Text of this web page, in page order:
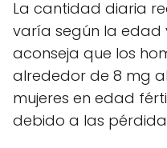
La cantidad diaria
varía según la edad
aconseja que los
alrededor de 8 mg
mujeres en edad
debido a las